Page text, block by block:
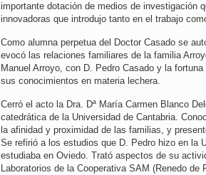
importante dotación de medios de investigación
innovadoras que introdujo tanto en el trabajo
Como alumna perpetua del Doctor Casado se
evocó las relaciones familiares de la familia
Manuel Arroyo, con D. Pedro Casado y la
sus conocimientos en materia lechera.
Cerró el acto la Dra. Dª María Carmen Blanco
catedrática de la Universidad de Cantabria.
la afinidad y proximidad de las familias, y
Se refirió a los estudios que D. Pedro hizo en la
estudiaba en Oviedo. Trató aspectos de su
Laboratorios de la Cooperativa SAM (Renedo